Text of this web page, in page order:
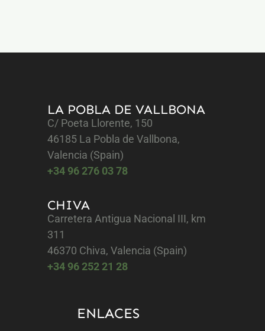
LA POBLA DE VALLBONA
C/ Poeta Llorente, 150
46185 La Pobla de Vallbona,
Valencia (Spain)
+34 96 276 03 78
CHIVA
Carretera Antigua Nacional III, km
311
46370 Chiva, Valencia (Spain)
+34 96 252 21 28
ENLACES